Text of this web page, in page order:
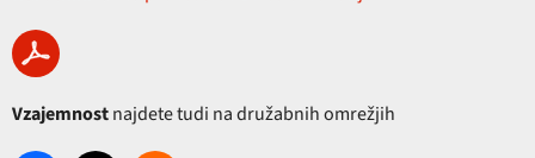
Vzajemnostnajdete tudi na družabnih omrežjih